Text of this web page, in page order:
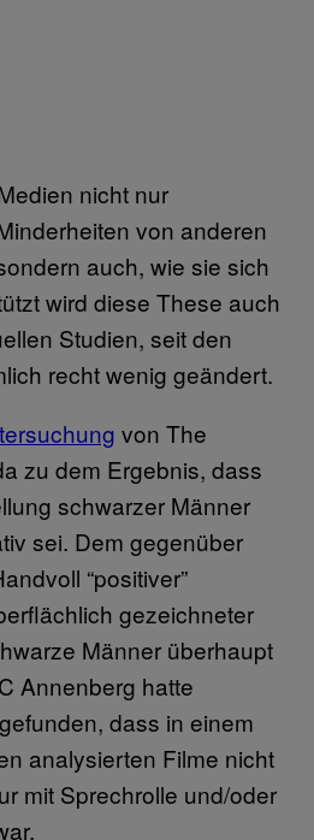
nicht nur
von anderen
auch, wie sie sich
wird diese These auch
Studien, seit den
recht wenig geändert.
von The
zu dem Ergebnis, dass
schwarzer Männer
sei. Dem gegenüber
“positiver”
gezeichneter
Männer überhaupt
Annenberg hatte
dass in einem
analysierten Filme nicht
mit Sprechrolle und/oder